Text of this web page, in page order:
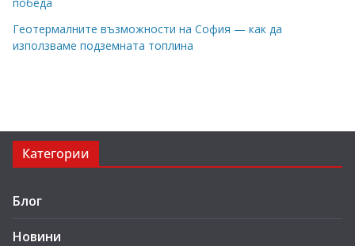
Геотермалните възможности на София — как да
използваме подземната топлина
Категории
Блог
Новини